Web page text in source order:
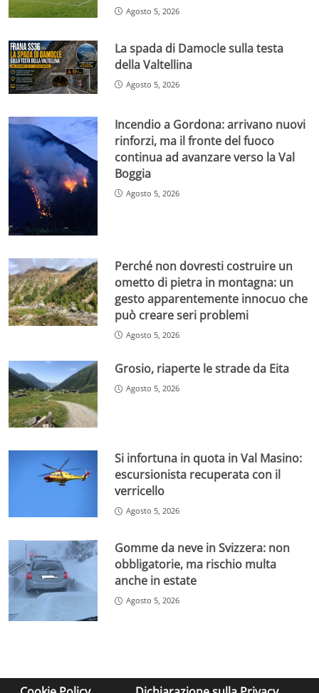
Agosto 5, 2026
La spada di Damocle sulla testa
della Valtellina
Agosto 5, 2026
Incendio a Gordona: arrivano nuovi
rinforzi, ma il fronte del fuoco
continua ad avanzare verso la Val
Boggia
Agosto 5, 2026
Perché non dovresti costruire un
ometto di pietra in montagna: un
gesto apparentemente innocuo che
può creare seri problemi
Agosto 5, 2026
Grosio, riaperte le strade da Eita
Agosto 5, 2026
Si infortuna in quota in Val Masino:
escursionista recuperata con il
verricello
Agosto 5, 2026
Gomme da neve in Svizzera: non
obbligatorie, ma rischio multa
anche in estate
Agosto 5, 2026